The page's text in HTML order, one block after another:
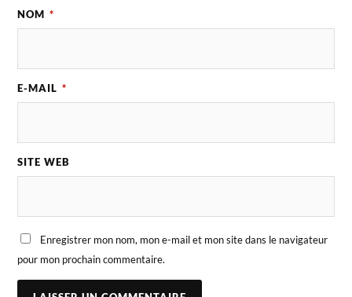
NOM *
E-MAIL *
SITE WEB
Enregistrer mon nom, mon e-mail et mon site dans le navigateur
pour mon prochain commentaire.